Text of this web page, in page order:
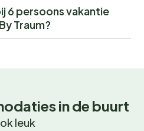
6 persoons vakantie
Traum?
in de buurt
leuk